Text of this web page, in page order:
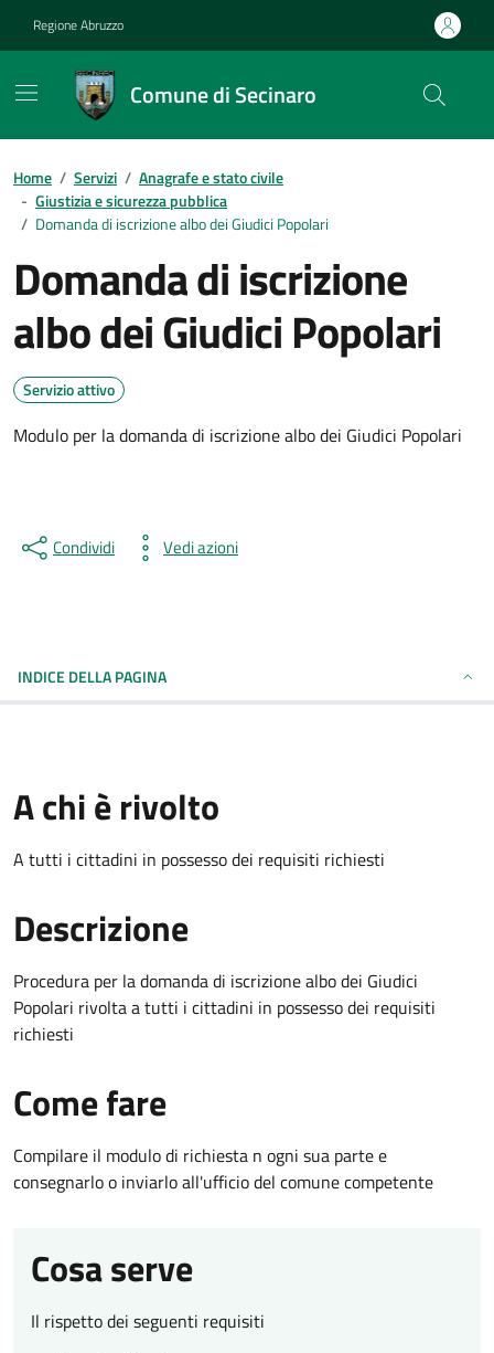
Regione Abruzzo
Comune di Secinaro
Contenuti in evidenza
Home / Servizi / Anagrafe e stato civile
- Giustizia e sicurezza pubblica
/ Domanda di iscrizione albo dei Giudici Popolari
Domanda di iscrizione
albo dei Giudici Popolari
Servizio attivo
Modulo per la domanda di iscrizione albo dei Giudici Popolari
Condividi Vedi azioni
INDICE DELLA PAGINA
A chi è rivolto
A tutti i cittadini in possesso dei requisiti richiesti
Descrizione
Procedura per la domanda di iscrizione albo dei Giudici
Popolari rivolta a tutti i cittadini in possesso dei requisiti
richiesti
Come fare
Compilare il modulo di richiesta n ogni sua parte e
consegnarlo o inviarlo all'ufficio del comune competente
Cosa serve
Il rispetto dei seguenti requisiti